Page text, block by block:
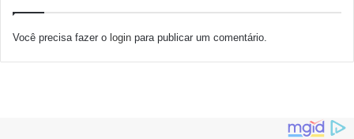
Você precisa fazer o login para publicar um comentário.